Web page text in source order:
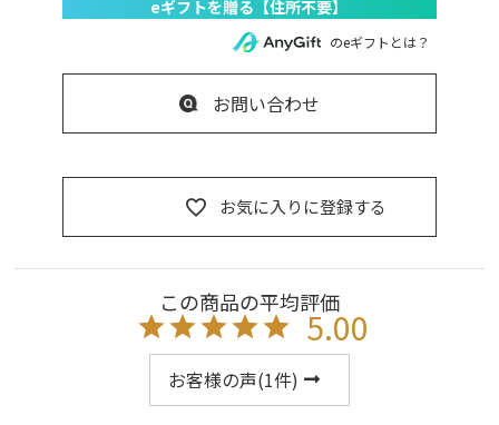
お気に入りに登録する
のeギフトとは？
お問い合わせ
5.00
お客様の声(1件)